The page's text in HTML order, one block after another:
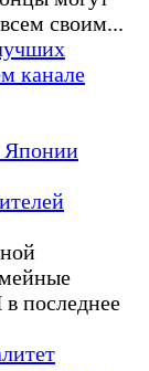
своим...
канале
Японии
последнее